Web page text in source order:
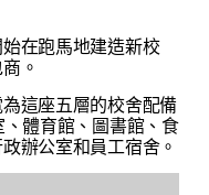
在跑馬地建造新校
。
這座五層的校舍配備
體育館、圖書館、食
辦公室和員工宿舍。